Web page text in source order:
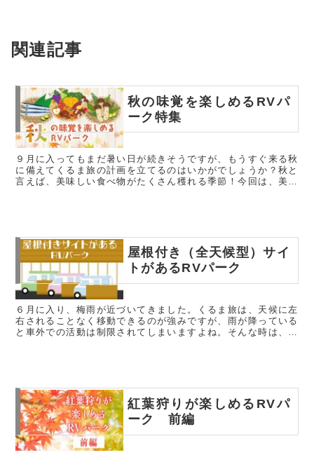
関連記事
秋の味覚を楽しめるRVパ
ーク特集
９月に入ってもまだ暑い日が続きそうですが、もうすぐ来る秋
に備えてくるま旅の計画を立てるのはいかがでしょうか？秋と
言えば、美味しい食べ物がたくさん穫れる季節！今回は、美味
屋根付き（全天候型）サイ
トがあるRVパーク
６月に入り、梅雨が近づいてきました。くるま旅は、天候に左
右されることなく移動できるのが強みですが、雨が降っている
と車外での活動は制限されてしまいますよね。そんな時は、屋
紅葉狩りが楽しめるRVパ
ーク 前編